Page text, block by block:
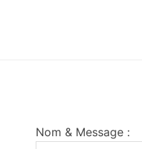
Nom & Message :